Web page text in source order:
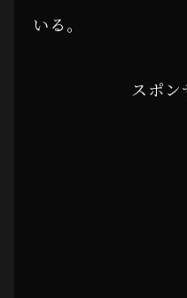
いる。
スポン